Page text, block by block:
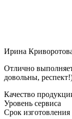
Ирина
Отлично
довольны,
Качество
Уровень сервиса
Срок изготовления